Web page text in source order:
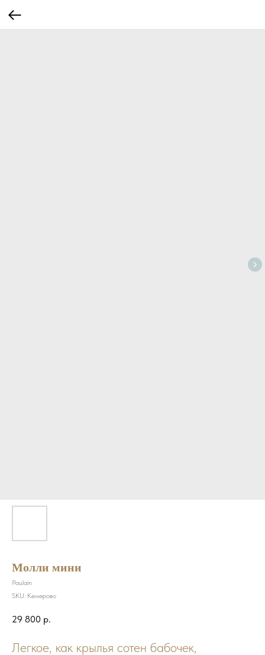
Молли мини
Paulain
SKU: Кемерово
29 800 р.
Легкое, как крылья сотен бабочек,